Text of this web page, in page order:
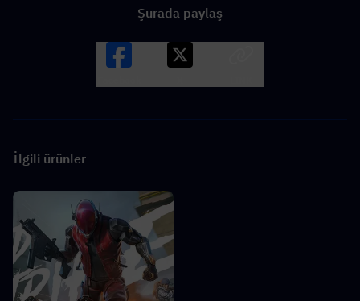
Şurada paylaş
İlgili ürünler